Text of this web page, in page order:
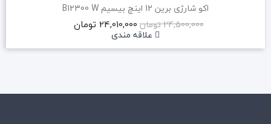
اکو شارژی برین 12 اینچ بیسیم B12300 W
24,500,000 تومان
24,010,000 تومان
علاقه مندی